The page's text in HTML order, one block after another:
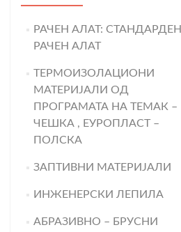
РАЧЕН АЛАТ: СТАНДАРДЕН
РАЧЕН АЛАТ
ТЕРМОИЗОЛАЦИОНИ
МАТЕРИЈАЛИ ОД
ПРОГРАМАТА НА ТЕМАК –
ЧЕШКА , ЕУРОПЛАСТ –
ПОЛСКА
ЗАПТИВНИ МАТЕРИЈАЛИ
ИНЖЕНЕРСКИ ЛЕПИЛА
АБРАЗИВНО – БРУСНИ